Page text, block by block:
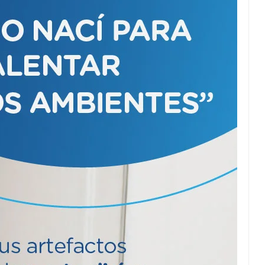
de 28 viviendas
Axel Kicillof llegará
mañana a La Madrid